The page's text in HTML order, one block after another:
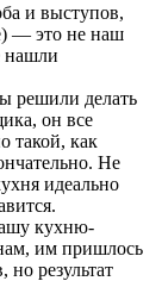
и выступов,
— это не наш
нашли
решили делать
он все
такой, как
Не
идеально
кухню-
им пришлось
результат